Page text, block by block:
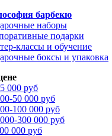
барбекю
наборы
подарки
классы и обучение
боксы и упаковка
000 руб
50 000 руб
100 000 руб
300 000 руб
000 руб